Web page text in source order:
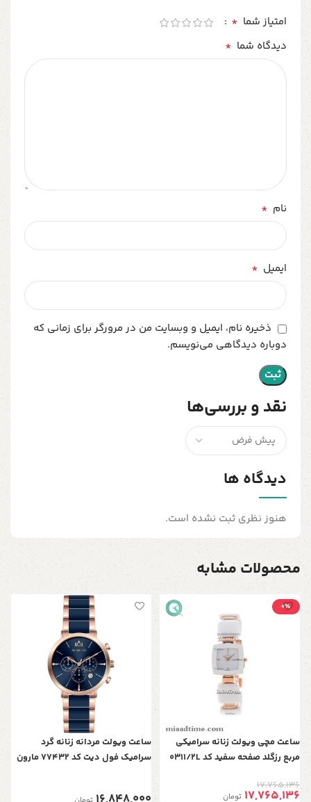
نقد و بررسی‌ها
دیدگاه ها
هنوز نظری ثبت نشده است.
امتیاز شما *
دیدگاه شما *
نام *
ایمیل *
ذخیره نام، ایمیل و وبسایت من در مرورگر برای زمانی که
دوباره دیدگاهی می‌نویسم.
محصولات مشابه
0٪
ساعت مچی ویولت زنانه سرامیکی
مربع رزگلد صفحه سفید کد 0311/2L
17,765,136
17,765,136 تومان
ساعت ویولت مردانه زنانه گرد
سرامیک فول دیت کد 77432 مارون